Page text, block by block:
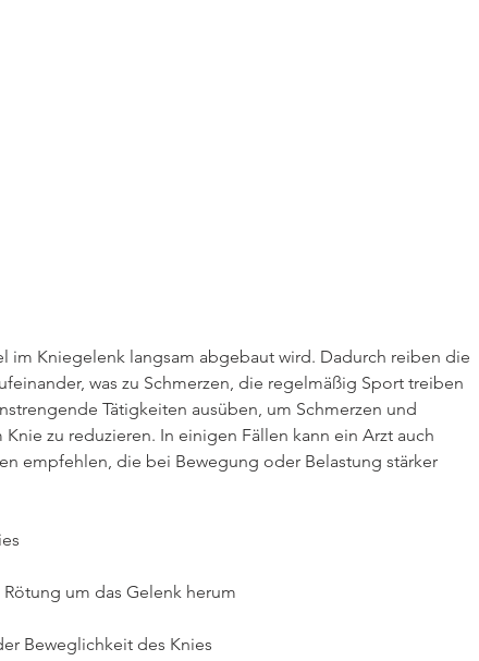
was zu Schmerzen, die regelmäßig Sport treiben
Tätigkeiten ausüben, um Schmerzen und
zu reduzieren. In einigen Fällen kann ein Arzt auch
empfehlen, die bei Bewegung oder Belastung stärker
um das Gelenk herum
Beweglichkeit des Knies